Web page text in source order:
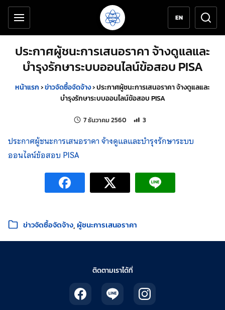
ข้ามไปยังเนื้อหาหลัก
เครื่องมือช่วยเหลือ
EN
ประกาศผู้ชนะการเสนอราคา จ้างดูแลและ
บำรุงรักษาระบบออนไลน์ข้อสอบ PISA
หน้าแรก›ข่าวจัดซื้อจัดจ้าง›ประกาศผู้ชนะการเสนอราคา จ้างดูแลและ
บำรุงรักษาระบบออนไลน์ข้อสอบ PISA
7 ธันวาคม 2560 แก้ไขล่าสุดเมื่อ:
จำนวนการเข้าชม 3 ครั้ง
3
ประกาศผู้ชนะการเสนอราคา จ้างดูแลและบำรุงรักษาระบบ
ออนไลน์ข้อสอบ PISA
หมวดหมู่:
ข่าวจัดซื้อจัดจ้าง ผู้ชนะการเสนอราคา
ติดตามเราได้ที่